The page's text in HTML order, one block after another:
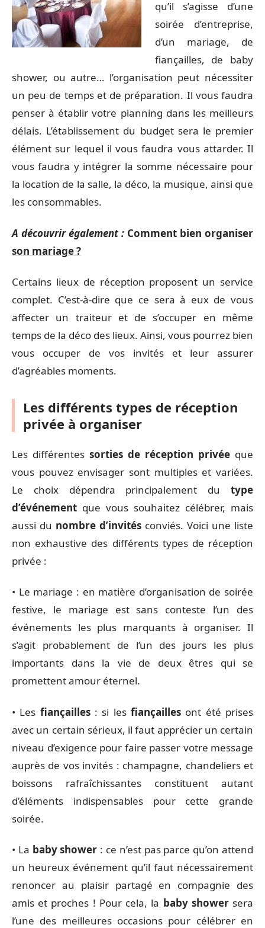
qu’il s’agisse d’une
soirée d’entreprise,
d’un mariage, de
fiançailles, de baby
shower, ou autre… l’organisation peut nécessiter
un peu de temps et de préparation. Il vous faudra
penser à établir votre planning dans les meilleurs
délais. L’établissement du budget sera le premier
élément sur lequel il vous faudra vous attarder. Il
vous faudra y intégrer la somme nécessaire pour
la location de la salle, la déco, la musique, ainsi que
les consommables.
A découvrir également : Comment bien organiser
son mariage ?
Certains lieux de réception proposent un service
complet. C’est-à-dire que ce sera à eux de vous
affecter un traiteur et de s’occuper en même
temps de la déco des lieux. Ainsi, vous pourrez bien
vous occuper de vos invités et leur assurer
d’agréables moments.
Les différents types de réception
privée à organiser
Les différentes sorties de réception privée que
vous pouvez envisager sont multiples et variées.
Le choix dépendra principalement du type
d’événement que vous souhaitez célébrer, mais
aussi du nombre d’invités conviés. Voici une liste
non exhaustive des différents types de réception
privée :
• Le mariage : en matière d’organisation de soirée
festive, le mariage est sans conteste l’un des
événements les plus marquants à organiser. Il
s’agit probablement de l’un des jours les plus
importants dans la vie de deux êtres qui se
promettent amour éternel.
• Les fiançailles: si lesfiançailles ont été prises
avec un certain sérieux, il faut apprécier un certain
niveau d’exigence pour faire passer votre message
auprès de vos invités : champagne, chandeliers et
boissons rafraîchissantes constituent autant
d’éléments indispensables pour cette grande
soirée.
• La baby shower : ce n’est pas parce qu’on attend
un heureux événement qu’il faut nécessairement
renoncer au plaisir partagé en compagnie des
amis et proches ! Pour cela, la baby showersera
l’une des meilleures occasions pour célébrer en